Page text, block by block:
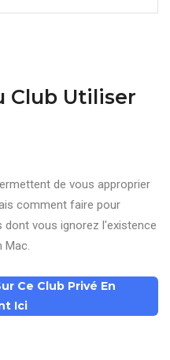
Club Utiliser
de vous approprier
comment faire pour
vous ignorez l'existence
Mac.
Ce Club Privé En
Ici